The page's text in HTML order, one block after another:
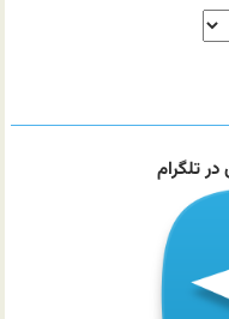
تلگرام